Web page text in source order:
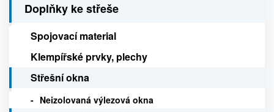
Doplňky ke střeše
Spojovací material
Klempířské prvky, plechy
Střešní okna
Neizolovaná výlezová okna